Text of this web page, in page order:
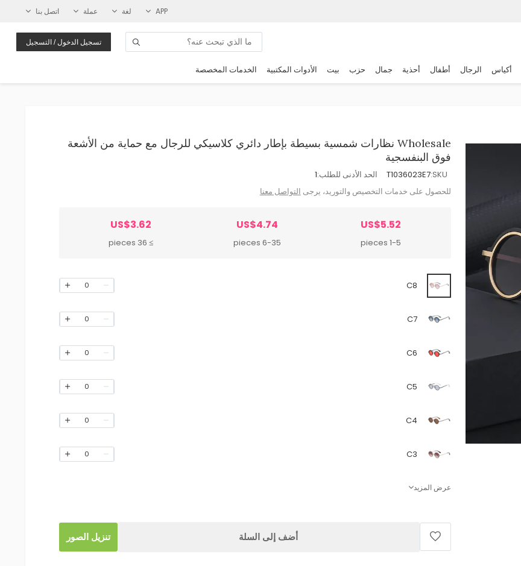
APP لغة عملة اتصل بنا
تسجيل الدخول / التسجيل
أكياس الرجال أطفال أحذية جمال حزب بيت الأدوات المكتبية الخدمات المخصصة
Wholesale نظارات شمسية بسيطة بإطار دائري كلاسيكي للرجال مع حماية من الأشعة
فوق البنفسجية
SKU:
T1036023E7 الحد الأدنى للطلب:1
للحصول على خدمات التخصيص والتوريد، يرجى التواصل معنا
US$5.52
1-5 pieces
US$4.74
6-35 pieces
US$3.62
≥ 36 pieces
C8
0
C7
0
C6
0
C5
0
C4
0
C3
0
عرض المزيد
أضف إلى السلة تنزيل الصور